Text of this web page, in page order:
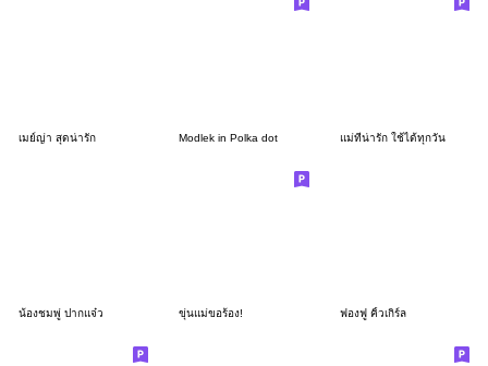
เมย์ญ่า สุดน่ารัก Modlek in Polka dot แม่ที่น่ารัก ใช้ได้ทุกวัน
น้องชมพู่ ปากแจ๋ว ขุ่นแม่ขอร้อง! ฟองฟู คิ้วเกิร์ล